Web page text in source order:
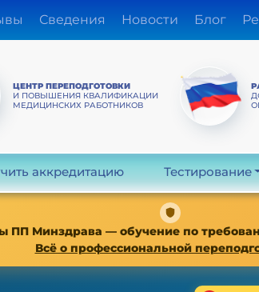
Сведения Новости Блог
ЦЕНТР ПЕРЕПОДГОТОВКИ
И ПОВЫШЕНИЯ КВАЛИФИКАЦИИ
МЕДИЦИНСКИХ РАБОТНИКОВ
аккредитацию Тестирование
ПП Минздрава — обучение по
Всё о профессиональной